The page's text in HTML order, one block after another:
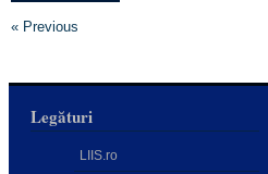
« Previous
Legături
LIIS.ro